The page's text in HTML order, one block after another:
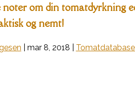
noter om din tomatdyrkning
og nemt!
mar 8, 2018